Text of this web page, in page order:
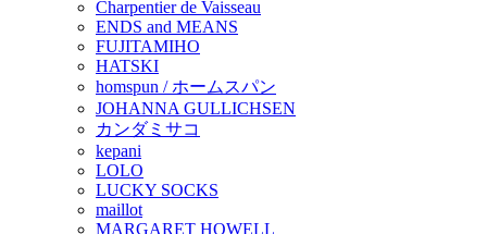
Charpentier de Vaisseau
ENDS and MEANS
FUJITAMIHO
HATSKI
homspun / ホームスパン
JOHANNA GULLICHSEN
カンダミサコ
kepani
LOLO
LUCKY SOCKS
maillot
MARGARET HOWELL